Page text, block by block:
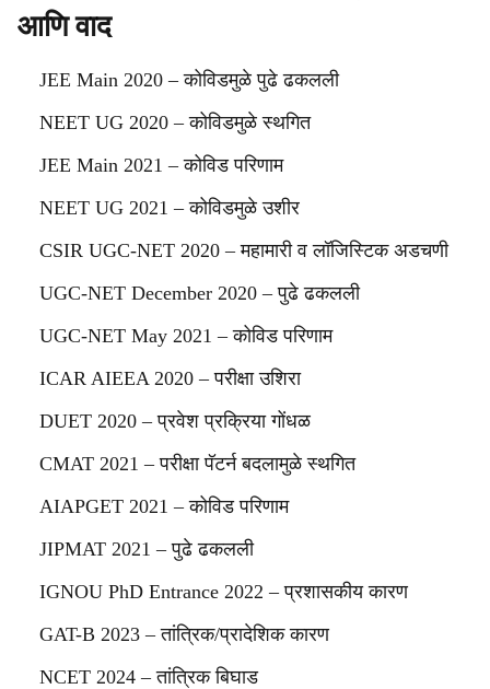
आणि वाद
JEE Main 2020 – कोविडमुळे पुढे ढकलली
NEET UG 2020 – कोविडमुळे स्थगित
JEE Main 2021 – कोविड परिणाम
NEET UG 2021 – कोविडमुळे उशीर
CSIR UGC-NET 2020 – महामारी व लॉजिस्टिक अडचणी
UGC-NET December 2020 – पुढे ढकलली
UGC-NET May 2021 – कोविड परिणाम
ICAR AIEEA 2020 – परीक्षा उशिरा
DUET 2020 – प्रवेश प्रक्रिया गोंधळ
CMAT 2021 – परीक्षा पॅटर्न बदलामुळे स्थगित
AIAPGET 2021 – कोविड परिणाम
JIPMAT 2021 – पुढे ढकलली
IGNOU PhD Entrance 2022 – प्रशासकीय कारण
GAT-B 2023 – तांत्रिक/प्रादेशिक कारण
NCET 2024 – तांत्रिक बिघाड